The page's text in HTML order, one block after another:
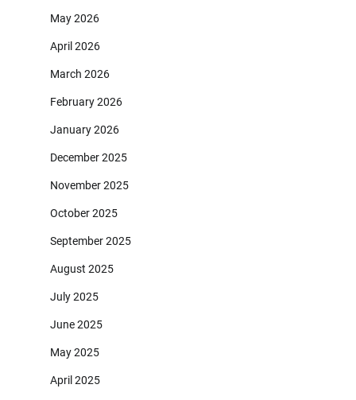
May 2026
April 2026
March 2026
February 2026
January 2026
December 2025
November 2025
October 2025
September 2025
August 2025
July 2025
June 2025
May 2025
April 2025